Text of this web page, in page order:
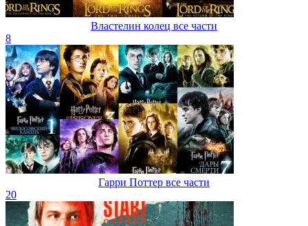
Властелин колец все части
8
Гарри Поттер все части
20